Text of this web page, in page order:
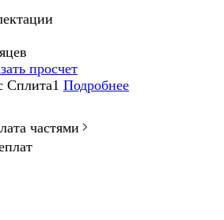
просчет
Сплита1 Подробнее
частями